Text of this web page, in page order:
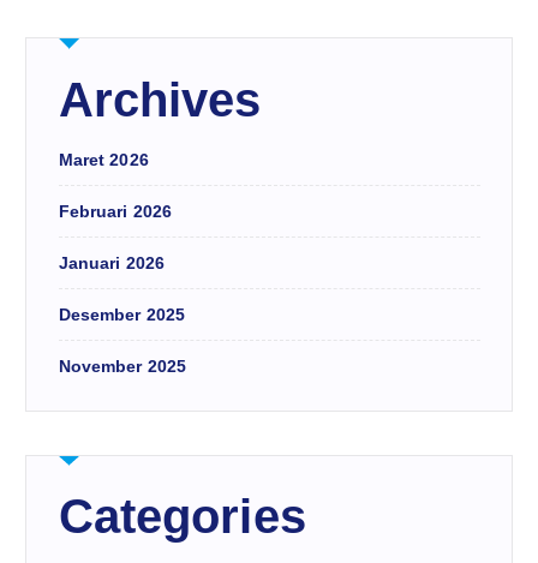
Archives
Maret 2026
Februari 2026
Januari 2026
Desember 2025
November 2025
Categories